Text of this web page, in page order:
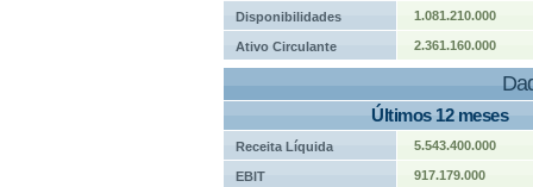
Disponibilidades 1.081.210.000
Ativo Circulante 2.361.160.000
Últimos 12 meses
Receita Líquida 5.543.400.000
EBIT 917.179.000